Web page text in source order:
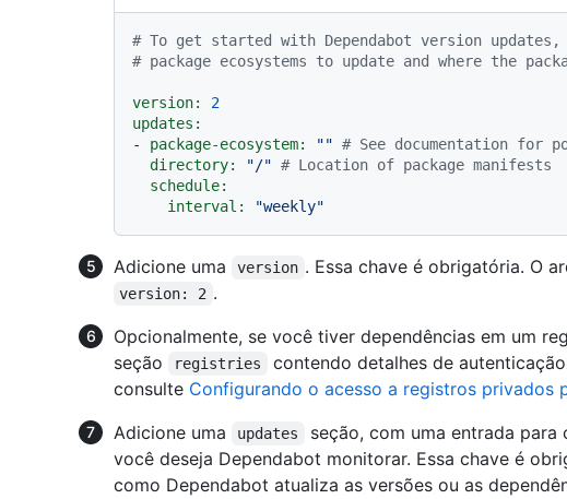
# To get started with Dependabot version
# package ecosystems to update and where the
version:
2
updates:
-
package-ecosystem: "" # See documentation for
directory:
"/" # Location of package manifests
schedule:
interval:
"weekly"
Adicione uma version . Essa chave é obrigatória. O
version: 2 .
Opcionalmente, se você tiver dependências em um
seção
registries
contendo detalhes de
consulte Configurando o acesso a registros privados
Adicione uma
updates
seção, com uma entrada
você deseja Dependabot monitorar. Essa chave é
como Dependabot atualiza as versões ou as